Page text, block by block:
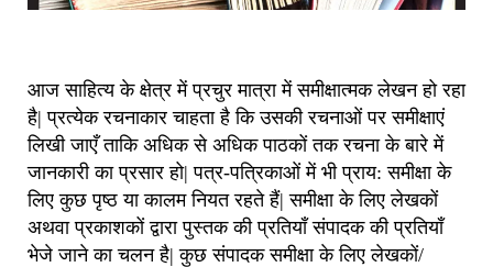
आज साहित्य के क्षेत्र में प्रचुर मात्रा में समीक्षात्मक लेखन हो रहा
है| प्रत्येक रचनाकार चाहता है कि उसकी रचनाओं पर समीक्षाएं
लिखी जाएँ ताकि अधिक से अधिक पाठकों तक रचना के बारे में
जानकारी का प्रसार हो| पत्र-पत्रिकाओं में भी प्राय: समीक्षा के
लिए कुछ पृष्ठ या कालम नियत रहते हैं| समीक्षा के लिए लेखकों
अथवा प्रकाशकों द्वारा पुस्तक की प्रतियाँ संपादक की प्रतियाँ
भेजे जाने का चलन है| कुछ संपादक समीक्षा के लिए लेखकों/